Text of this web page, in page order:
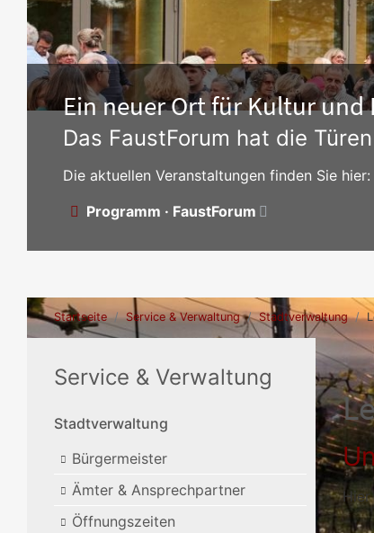
Ein neuer Ort für Kultur und
Das FaustForum hat die
Die aktuellen Veranstaltungen finden Sie hier:
Programm · FaustForum
Startseite Service & Verwaltung Stadtverwaltung
Service & Verwaltung
Stadtverwaltung
Bürgermeister
Ämter & Ansprechpartner
Öffnungszeiten
Hier